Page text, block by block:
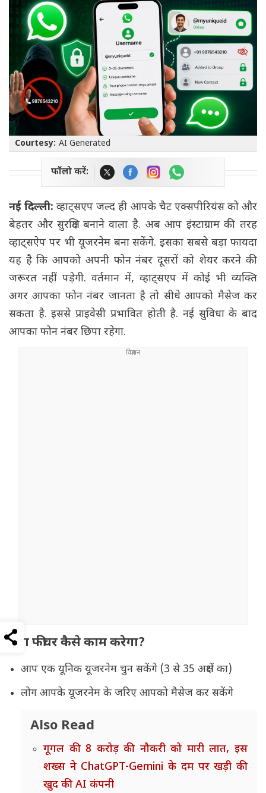
Courtesy: AI Generated
फॉलो करें:
नई दिल्ली:व्हाट्सएप जल्द ही आपके चैट एक्सपीरियंस को और
बेहतर और सुरक्षित बनाने वाला है. अब आप इंस्टाग्राम की तरह
व्हाट्सऐप पर भी यूजरनेम बना सकेंगे. इसका सबसे बड़ा फायदा
यह है कि आपको अपनी फोन नंबर दूसरों को शेयर करने की
जरूरत नहीं पड़ेगी. वर्तमान में, व्हाट्सएप में कोई भी व्यक्ति
अगर आपका फोन नंबर जानता है तो सीधे आपको मैसेज कर
सकता है. इससे प्राइवेसी प्रभावित होती है. नई सुविधा के बाद
आपका फोन नंबर छिपा रहेगा.
नया फीचर कैसे काम करेगा?
आप एक यूनिक यूजरनेम चुन सकेंगे (3 से 35 अक्षरों का)
लोग आपके यूजरनेम के जरिए आपको मैसेज कर सकेंगे
Also Read
गूगल की 8 करोड़ की नौकरी को मारी लात, इस
शख्स ने ChatGPT-Gemini के दम पर खड़ी की
खुद की AI कंपनी